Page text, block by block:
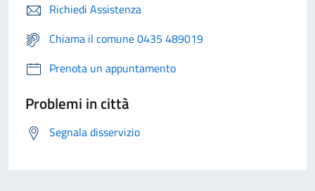
Richiedi Assistenza
Chiama il comune 0435 489019
Prenota un appuntamento
Problemi in città
Segnala disservizio